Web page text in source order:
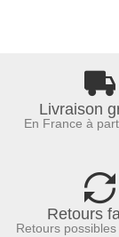
Livraison
En France à
Retours
Retours